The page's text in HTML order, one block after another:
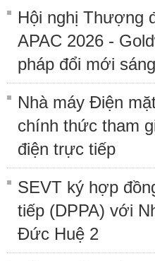
Hội nghị Thượng
APAC 2026 -
pháp đổi mới
Nhà máy Điện
chính thức tham
điện trực tiếp
SEVT ký hợp
tiếp (DPPA) với
Đức Huệ 2